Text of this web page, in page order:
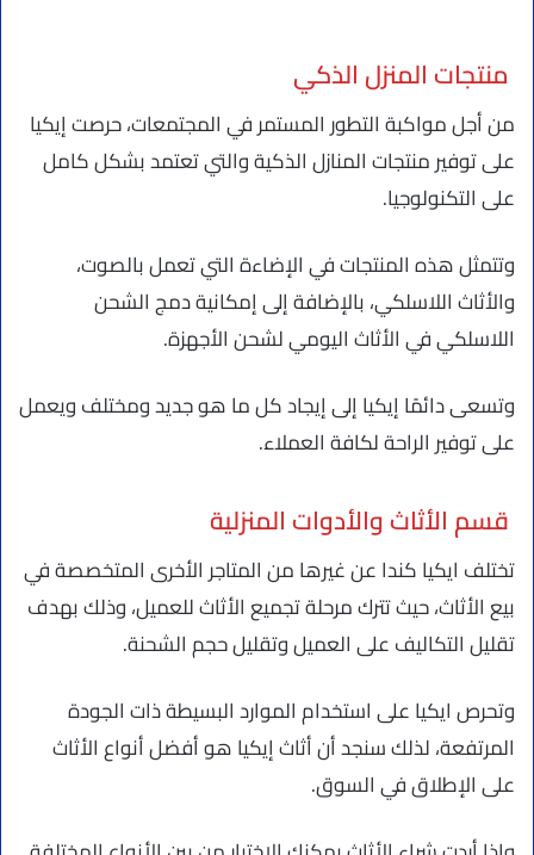
منتجات المنزل الذكي
من أجل مواكبة التطور المستمر في المجتمعات، حرصت إيكيا
على توفير منتجات المنازل الذكية والتي تعتمد بشكل كامل
على التكنولوجيا.
وتتمثل هذه المنتجات في الإضاءة التي تعمل بالصوت،
والأثاث اللاسلكي، بالإضافة إلى إمكانية دمج الشحن
اللاسلكي في الأثاث اليومي لشحن الأجهزة.
وتسعى دائمًا إيكيا إلى إيجاد كل ما هو جديد ومختلف ويعمل
على توفير الراحة لكافة العملاء.
قسم الأثاث والأدوات المنزلية
تختلف ايكيا كندا عن غيرها من المتاجر الأخرى المتخصصة في
بيع الأثاث، حيث تترك مرحلة تجميع الأثاث للعميل، وذلك بهدف
تقليل التكاليف على العميل وتقليل حجم الشحنة.
وتحرص ايكيا على استخدام الموارد البسيطة ذات الجودة
المرتفعة، لذلك سنجد أن أثاث إيكيا هو أفضل أنواع الأثاث
على الإطلاق في السوق.